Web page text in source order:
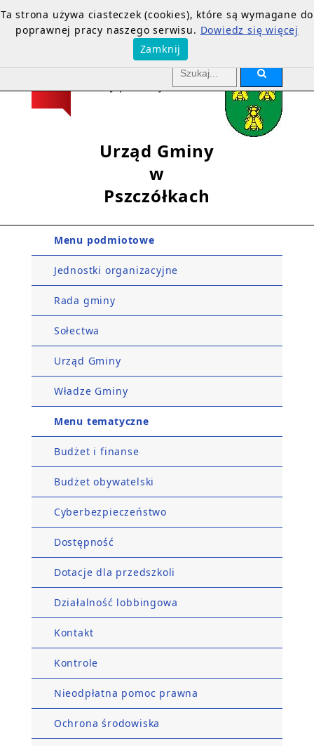
Urząd Gminy
w
Pszczółkach
Menu podmiotowe
Jednostki organizacyjne
Rada gminy
Sołectwa
Urząd Gminy
Władze Gminy
Menu tematyczne
Budżet i finanse
Budżet obywatelski
Cyberbezpieczeństwo
Dostępność
Dotacje dla przedszkoli
Działalność lobbingowa
Kontakt
Kontrole
Nieodpłatna pomoc prawna
Ochrona środowiska
Ta strona używa ciasteczek (cookies), które są wymagane do
poprawnej pracy naszego serwisu. Dowiedz się więcej
Zamknij